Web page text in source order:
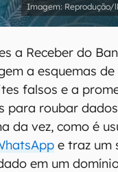
Reprodução/
a Receber do
a esquemas
falsos e a
para roubar
da vez, como é
e traz um
em um